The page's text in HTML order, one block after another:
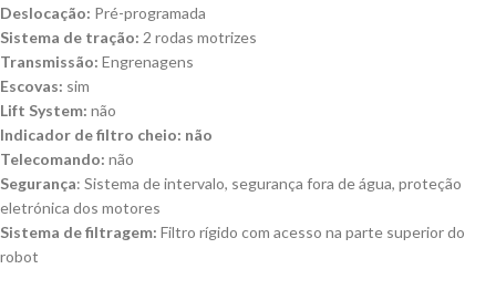
Deslocação: Pré-programada
Sistema de tração: 2 rodas motrizes
Transmissão: Engrenagens
Escovas: sim
Lift System: não
Indicador de filtro cheio: não
Telecomando: não
Segurança: Sistema de intervalo, segurança fora de água, proteção
eletrónica dos motores
Sistema de filtragem: Filtro rígido com acesso na parte superior do
robot